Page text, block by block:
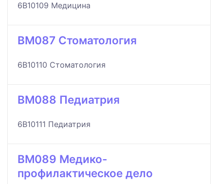
6B10109 Медицина
BM087 Стоматология
6B10110 Стоматология
BM088 Педиатрия
6B10111 Педиатрия
BM089 Медико-
профилактическое дело